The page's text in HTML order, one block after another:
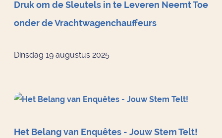
Druk om de Sleutels in te Leveren Neemt Toe
onder de Vrachtwagenchauffeurs
Dinsdag 19 augustus 2025
Het Belang van Enquêtes - Jouw Stem Telt!